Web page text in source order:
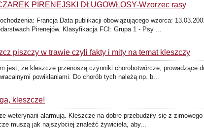
PIRENEJSKI DŁUGOWŁOSY-Wzorzec rasy
Francja Data publikacji obowiązującego wzorca:
Pirenejów. Klasyfikacja FCI: Grupa 1 - Psy ...
piszczy w trawie czyli fakty i mity na temat kleszczy
jest, że kleszcze przenoszą czynniki chorobotwórcze,
powikłaniami. Do chorób tych należą np. b...
kleszcze!
weterynarii alarmują. Kleszcze na dobre przebudziły się z
muszą jak najszybciej znaleźć żywiciela, aby...